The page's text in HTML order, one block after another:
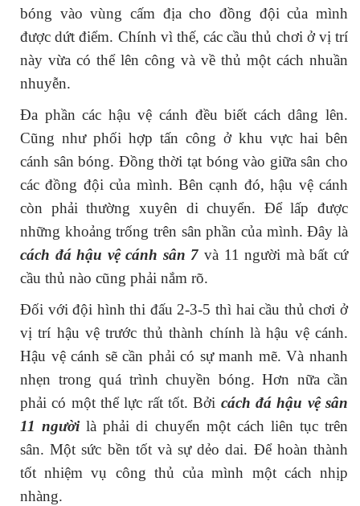
bóng vào vùng cấm địa cho đồng đội của mình
được dứt điểm. Chính vì thế, các cầu thủ chơi ở vị trí
này vừa có thể lên công và về thủ một cách nhuần
nhuyễn.
Đa phần các hậu vệ cánh đều biết cách dâng lên.
Cũng như phối hợp tấn công ở khu vực hai bên
cánh sân bóng. Đồng thời tạt bóng vào giữa sân cho
các đồng đội của mình. Bên cạnh đó, hậu vệ cánh
còn phải thường xuyên di chuyển. Để lấp được
những khoảng trống trên sân phần của mình. Đây là
cách đá hậu vệ cánh sân 7 và 11 người mà bất cứ
cầu thủ nào cũng phải nắm rõ.
Đối với đội hình thi đấu 2-3-5 thì hai cầu thủ chơi ở
vị trí hậu vệ trước thủ thành chính là hậu vệ cánh.
Hậu vệ cánh sẽ cần phải có sự manh mẽ. Và nhanh
nhẹn trong quá trình chuyền bóng. Hơn nữa cần
phải có một thể lực rất tốt. Bởi cách đá hậu vệ sân
11 ngườilà phải di chuyển một cách liên tục trên
sân. Một sức bền tốt và sự dẻo dai. Để hoàn thành
tốt nhiệm vụ công thủ của mình một cách nhịp
nhàng.